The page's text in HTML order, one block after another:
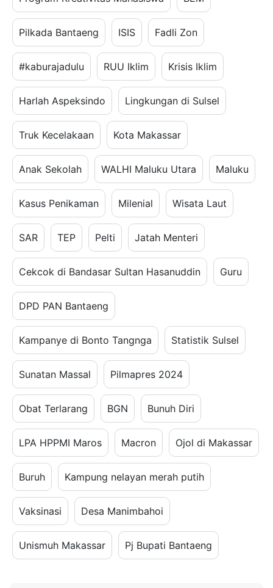
Pilkada Bantaeng ISIS Fadli Zon
#kaburajadulu RUU Iklim Krisis Iklim
Harlah Aspeksindo Lingkungan di Sulsel
Truk Kecelakaan Kota Makassar
Anak Sekolah WALHI Maluku Utara Maluku
Kasus Penikaman Milenial Wisata Laut
SAR TEP Pelti Jatah Menteri
Cekcok di Bandasar Sultan Hasanuddin Guru
DPD PAN Bantaeng
Kampanye di Bonto Tangnga Statistik Sulsel
Sunatan Massal Pilmapres 2024
Obat Terlarang BGN Bunuh Diri
LPA HPPMI Maros Macron Ojol di Makassar
Buruh Kampung nelayan merah putih
Vaksinasi Desa Manimbahoi
Unismuh Makassar Pj Bupati Bantaeng